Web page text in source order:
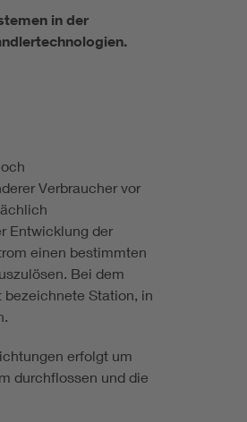
in der
Verbraucher vor
Entwicklung der
einen bestimmten
Bei dem
bezeichnete Station, in
erfolgt um
durchflossen und die